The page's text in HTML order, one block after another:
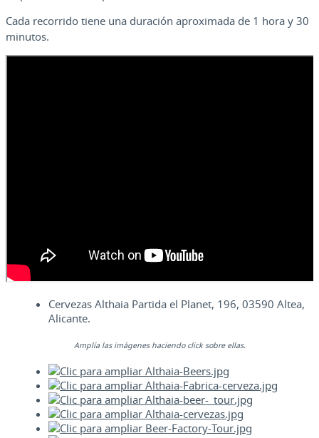
Cada recorrido tiene una duración aproximada de 1 hora y 30
minutos.
Cervezas Althaia Partida el Planet, 196, 03590 Altea,
Alicante.
Amplía las imágenes haciendo click sobre ellas.